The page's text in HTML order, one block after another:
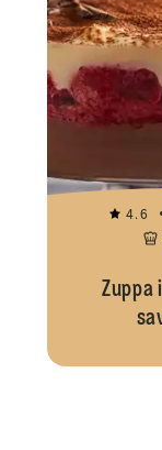
4.6
Zuppa